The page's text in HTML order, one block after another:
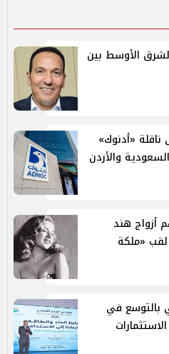
الأوسط بين
ناقلة «أدنوك»
والأردن
أزواج هند
«ملكة
بالتوسع في